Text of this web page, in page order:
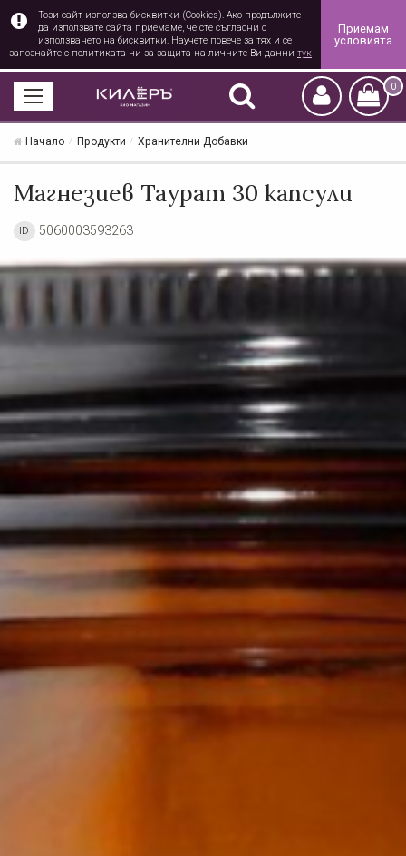
Този сайт използва бисквитки (Cookies). Ако продължите
да използвате сайта приемаме, че сте съгласни с
използването на бисквитки. Научете повече за тях и се
запознайте с политиката ни за защита на личните Ви данни тук
Приемам
условията
0
Начало Продукти Хранителни Добавки
Магнезиев Таурат 30 капсули
ID 5060003593263